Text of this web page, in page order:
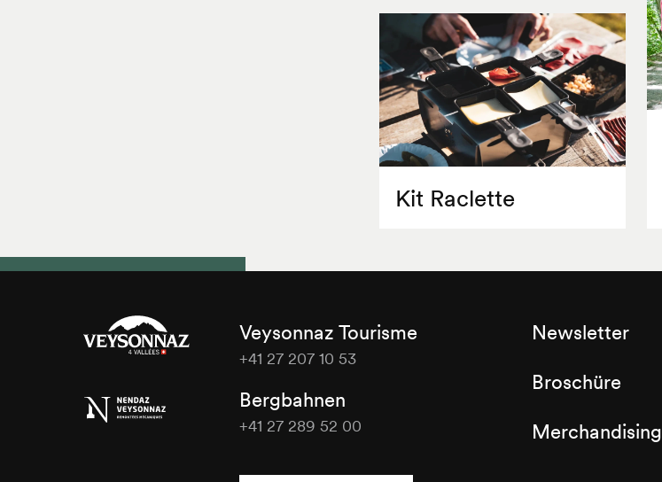
Kit Raclette
Tourisme
Veysonnaz Tourisme
+41 27 207 10 53
Bergbahnen
+41 27 289 52 00
Newsletter
Broschüre
Merchandising